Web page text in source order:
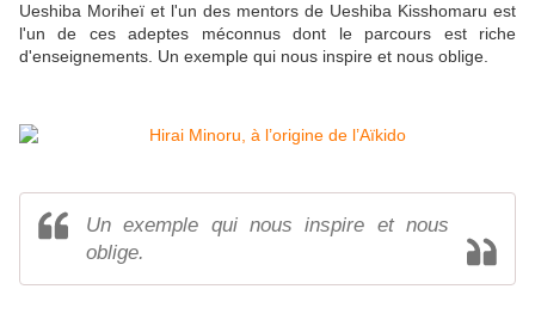
Ueshiba Moriheï et l'un des mentors de Ueshiba Kisshomaru est
l'un de ces adeptes méconnus dont le parcours est riche
d'enseignements. Un exemple qui nous inspire et nous oblige.
Un exemple qui nous inspire et nous
oblige.